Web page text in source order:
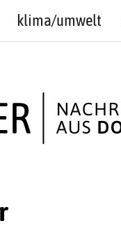
klima/umwelt